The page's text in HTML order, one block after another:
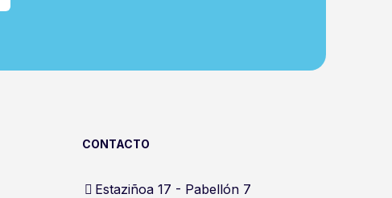
CONTACTO
Estaziñoa 17 - Pabellón 7